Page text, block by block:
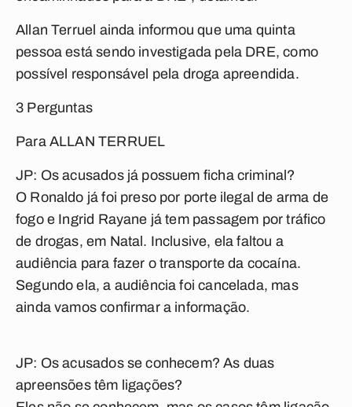
Allan Terruel ainda informou que uma quinta
pessoa está sendo investigada pela DRE, como
possível responsável pela droga apreendida.
3 Perguntas
Para ALLAN TERRUEL
JP: Os acusados já possuem ficha criminal?
O Ronaldo já foi preso por porte ilegal de arma de
fogo e Ingrid Rayane já tem passagem por tráfico
de drogas, em Natal. Inclusive, ela faltou a
audiência para fazer o transporte da cocaína.
Segundo ela, a audiência foi cancelada, mas
ainda vamos confirmar a informação.
JP: Os acusados se conhecem? As duas
apreensões têm ligações?